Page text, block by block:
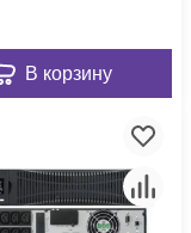
UPS-ONRT-
В корзину